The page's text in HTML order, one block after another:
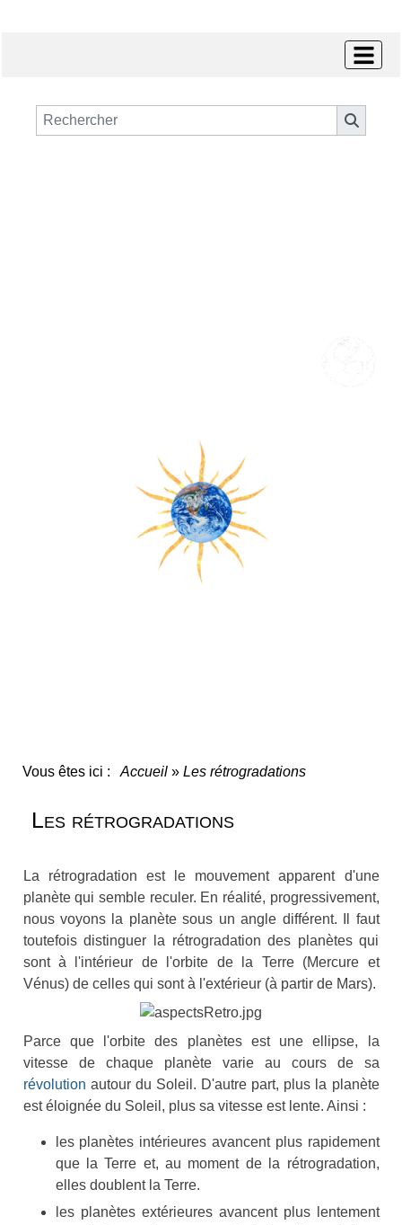
Vous êtes ici : Accueil » Les rétrogradations
Les rétrogradations
La rétrogradation est le mouvement apparent d'une
planète qui semble reculer. En réalité, progressivement,
nous voyons la planète sous un angle différent. Il faut
toutefois distinguer la rétrogradation des planètes qui
sont à l'intérieur de l'orbite de la Terre (Mercure et
Vénus) de celles qui sont à l'extérieur (à partir de Mars).
Parce que l'orbite des planètes est une ellipse, la
vitesse de chaque planète varie au cours de sa
révolution autour du Soleil. D'autre part, plus la planète
est éloignée du Soleil, plus sa vitesse est lente. Ainsi :
les planètes intérieures avancent plus rapidement
que la Terre et, au moment de la rétrogradation,
elles doublent la Terre.
les planètes extérieures avancent plus lentement